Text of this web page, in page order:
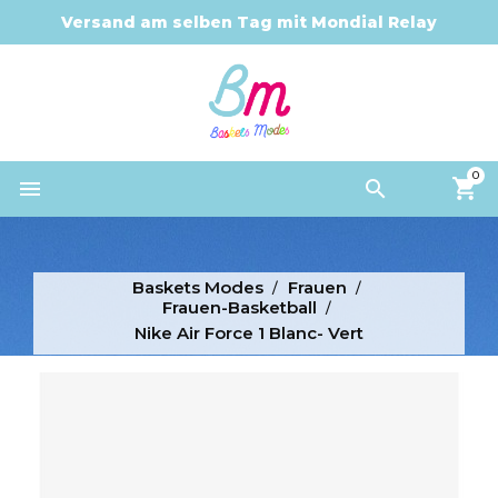
Versand am selben Tag mit Mondial Relay


0
Baskets Modes
Frauen
Frauen-Basketball
Nike Air Force 1 Blanc- Vert